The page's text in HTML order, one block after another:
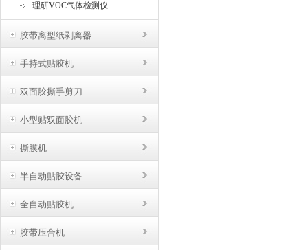
理研VOC气体检测仪
胶带离型纸剥离器
手持式贴胶机
双面胶撕手剪刀
小型贴双面胶机
撕膜机
半自动贴胶设备
全自动贴胶机
胶带压合机